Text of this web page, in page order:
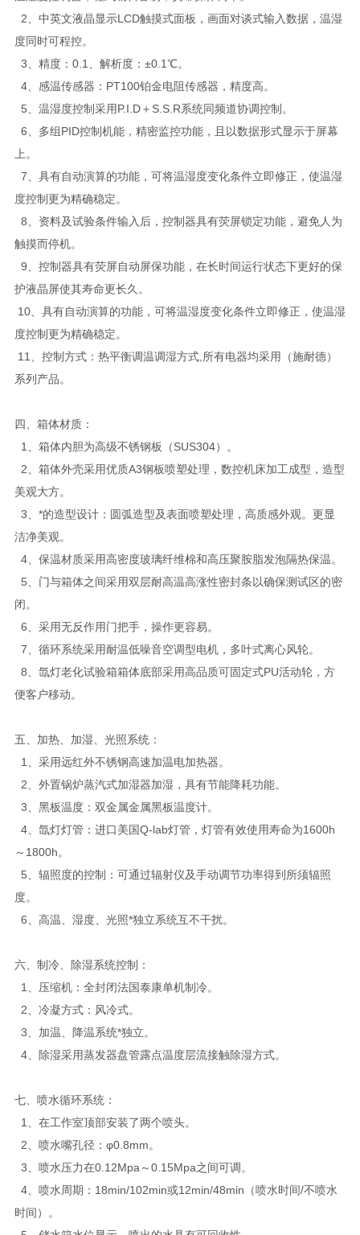
2、中英文液晶显示LCD触摸式面板，画面对谈式输入数据，温湿
度同时可程控。
3、精度：0.1、解析度：±0.1℃。
4、感温传感器：PT100铂金电阻传感器，精度高。
5、温湿度控制采用P.I.D＋S.S.R系统同频道协调控制。
6、多组PID控制机能，精密监控功能，且以数据形式显示于屏幕
上。
7、具有自动演算的功能，可将温湿度变化条件立即修正，使温湿
度控制更为精确稳定。
8、资料及试验条件输入后，控制器具有荧屏锁定功能，避免人为
触摸而停机。
9、控制器具有荧屏自动屏保功能，在长时间运行状态下更好的保
护液晶屏使其寿命更长久。
10、具有自动演算的功能，可将温湿度变化条件立即修正，使温湿
度控制更为精确稳定。
11、控制方式：热平衡调温调湿方式,所有电器均采用（施耐德）
系列产品。
四、箱体材质：
1、箱体内胆为高级不锈钢板（SUS304）。
2、箱体外壳采用优质A3钢板喷塑处理，数控机床加工成型，造型
美观大方。
3、*的造型设计：圆弧造型及表面喷塑处理，高质感外观。更显
洁净美观。
4、保温材质采用高密度玻璃纤维棉和高压聚胺脂发泡隔热保温。
5、门与箱体之间采用双层耐高温高涨性密封条以确保测试区的密
闭。
6、采用无反作用门把手，操作更容易。
7、循环系统采用耐温低噪音空调型电机，多叶式离心风轮。
8、氙灯老化试验箱箱体底部采用高品质可固定式PU活动轮，方
便客户移动。
五、加热、加湿、光照系统：
1、采用远红外不锈钢高速加温电加热器。
2、外置锅炉蒸汽式加湿器加湿，具有节能降耗功能。
3、黑板温度：双金属金属黑板温度计。
4、氙灯灯管：进口美国Q-lab灯管，灯管有效使用寿命为1600h
～1800h。
5、辐照度的控制：可通过辐射仪及手动调节功率得到所须辐照
度。
6、高温、湿度、光照*独立系统互不干扰。
六、制冷、除湿系统控制：
1、压缩机：全封闭法国泰康单机制冷。
2、冷凝方式：风冷式。
3、加温、降温系统*独立。
4、除湿采用蒸发器盘管露点温度层流接触除湿方式。
七、喷水循环系统：
1、在工作室顶部安装了两个喷头。
2、喷水嘴孔径：φ0.8mm。
3、喷水压力在0.12Mpa～0.15Mpa之间可调。
4、喷水周期：18min/102min或12min/48min（喷水时间/不喷水
时间）。